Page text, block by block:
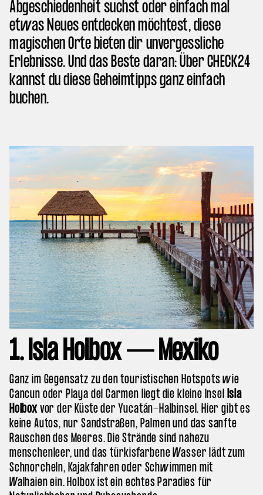
Abgeschiedenheit suchst oder einfach mal
etwas Neues entdecken möchtest, diese
magischen Orte bieten dir unvergessliche
Erlebnisse. Und das Beste daran: Über CHECK24
kannst du diese Geheimtipps ganz einfach
buchen.
1. Isla Holbox — Mexiko
Ganz im Gegensatz zu den touristischen Hotspots wie
Cancun oder Playa del Carmen liegt die kleine Insel Isla
Holboxvor der Küste der Yucatán-Halbinsel. Hier gibt es
keine Autos, nur Sandstraßen, Palmen und das sanfte
Rauschen des Meeres. Die Strände sind nahezu
menschenleer, und das türkisfarbene Wasser lädt zum
Schnorcheln, Kajakfahren oder Schwimmen mit
Walhaien ein. Holbox ist ein echtes Paradies für